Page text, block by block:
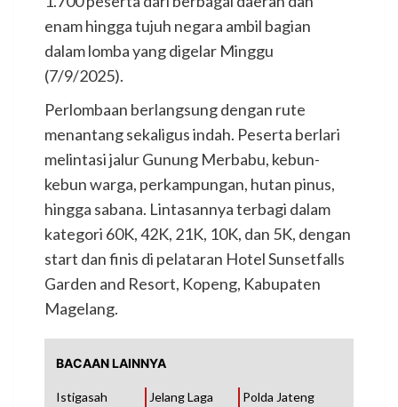
enam hingga tujuh negara ambil bagian
dalam lomba yang digelar Minggu
(7/9/2025).
Perlombaan berlangsung dengan rute
menantang sekaligus indah. Peserta berlari
melintasi jalur Gunung Merbabu, kebun-
kebun warga, perkampungan, hutan pinus,
hingga sabana. Lintasannya terbagi dalam
kategori 60K, 42K, 21K, 10K, dan 5K, dengan
start dan finis di pelataran Hotel Sunsetfalls
Garden and Resort, Kopeng, Kabupaten
Magelang.
BACAAN LAINNYA
Istigasah
Jelang Laga
Polda Jateng